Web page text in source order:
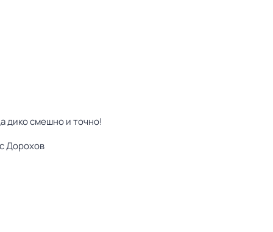
дико смешно и точно!
Дорохов